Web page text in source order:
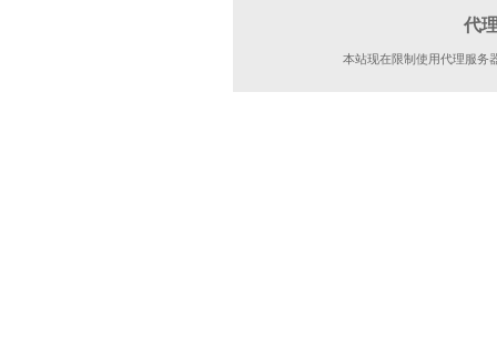
代
本站现在限制使用代理服务